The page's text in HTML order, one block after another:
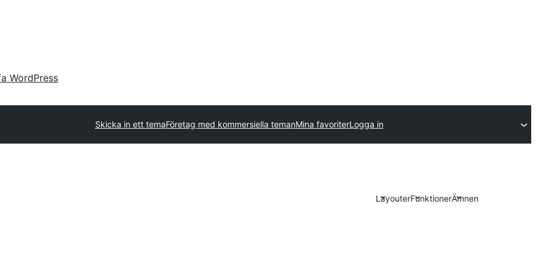
WordPress
Skicka in ett temaFöretag med kommersiella temanMina favoriterLogga in
LayouterFunktionerÄmnen